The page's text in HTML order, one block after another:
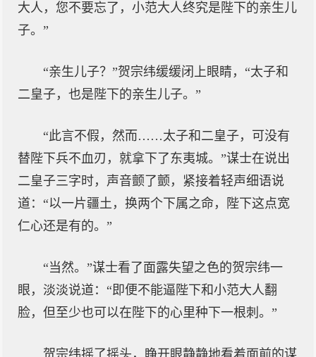
大人，您不要忘了，小范大人终究是陛下的亲生儿
子。”
“亲生儿子？”贺宗纬缓缓闭上眼睛，“太子和
二皇子，也是陛下的亲生儿子。”
“此言不假，然而……太子和二皇子，可没有
替陛下兵不血刃，就拿下了东夷城。”谋士在说出
二皇子三字时，声音颤了颤，紧接着轻声细语说
道：“以一片疆土，换两个下属之命，陛下这点宽
仁心还是有的。”
“当然。”谋士看了面露失望之色的贺宗纬一
眼，淡淡说道：“即便不能逼陛下和小范大人翻
脸，但至少也可以在陛下的心里种下一根刺。”
贺宗纬摇了摇头，睁开眼静静地看着面前的谋